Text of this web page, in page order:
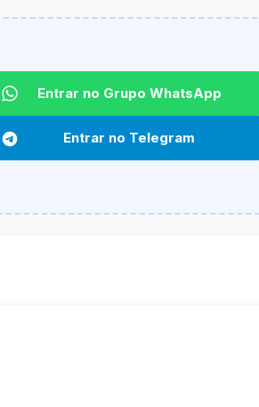
Entrar no Grupo WhatsApp
Entrar no Telegram